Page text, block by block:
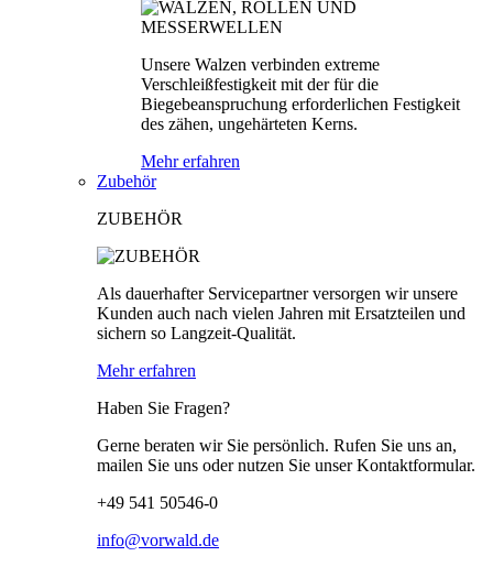
Unsere Walzen verbinden extreme
Verschleißfestigkeit mit der für die
Biegebeanspruchung erforderlichen Festigkeit
des zähen, ungehärteten Kerns.
Mehr erfahren
Zubehör
ZUBEHÖR
Als dauerhafter Servicepartner versorgen wir unsere
Kunden auch nach vielen Jahren mit Ersatzteilen und
sichern so Langzeit-Qualität.
Mehr erfahren
Haben Sie Fragen?
Gerne beraten wir Sie persönlich. Rufen Sie uns an,
mailen Sie uns oder nutzen Sie unser Kontaktformular.
+49 541 50546-0
info@vorwald.de